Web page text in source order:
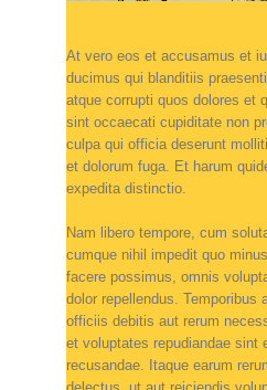
At vero eos et accusamus et
ducimus qui blanditiis
atque corrupti quos dolores et
sint occaecati cupiditate non
culpa qui officia deserunt
et dolorum fuga. Et harum
expedita distinctio.
Nam libero tempore, cum
cumque nihil impedit quo
facere possimus, omnis
dolor repellendus. Temporibus
officiis debitis aut rerum
et voluptates repudiandae sint
recusandae. Itaque earum